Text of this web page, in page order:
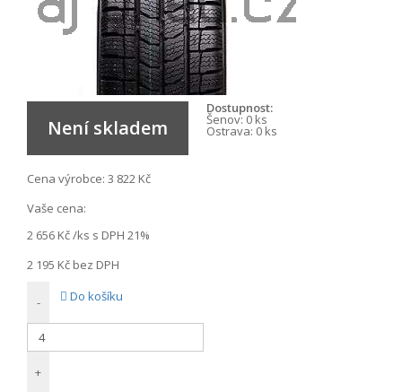
Není skladem
Dostupnost:
Šenov: 0 ks
Ostrava: 0 ks
Cena výrobce: 3 822 Kč
Vaše cena:
2 656 Kč/ks s DPH 21%
2 195 Kč bez DPH
-
+
Do košíku